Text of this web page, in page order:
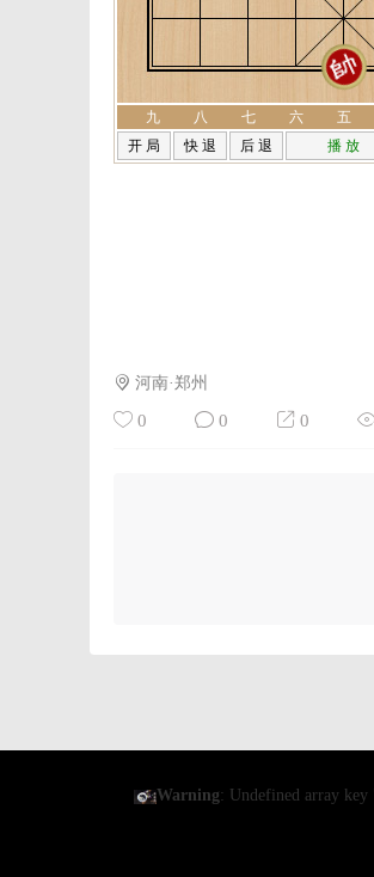
五
六
七
八
九
开 局 快 退 后 退 播 放
河南·郑州
0 0 0
Warning: Undefined array